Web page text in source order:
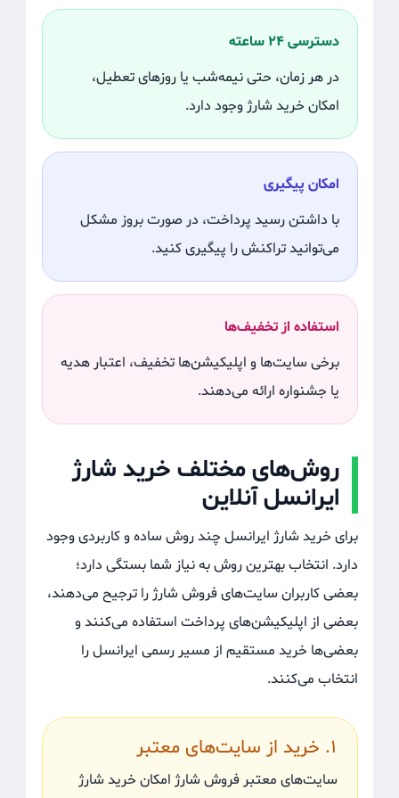
دسترسی ۲۴ ساعته
در هر زمان، حتی نیمه‌شب یا روزهای تعطیل،
امکان خرید شارژ وجود دارد.
امکان پیگیری
با داشتن رسید پرداخت، در صورت بروز مشکل
می‌توانید تراکنش را پیگیری کنید.
استفاده از تخفیف‌ها
برخی سایت‌ها و اپلیکیشن‌ها تخفیف، اعتبار هدیه
یا جشنواره ارائه می‌دهند.
روش‌های مختلف خرید شارژ
ایرانسل آنلاین
برای خرید شارژ ایرانسل چند روش ساده و کاربردی وجود
دارد. انتخاب بهترین روش به نیاز شما بستگی دارد؛
بعضی کاربران سایت‌های فروش شارژ را ترجیح می‌دهند،
بعضی از اپلیکیشن‌های پرداخت استفاده می‌کنند و
بعضی‌ها خرید مستقیم از مسیر رسمی ایرانسل را
انتخاب می‌کنند.
۱. خرید از سایت‌های معتبر
سایت‌های معتبر فروش شارژ امکان خرید شارژ